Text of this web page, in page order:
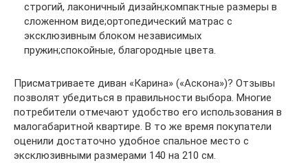
строгий, лаконичный дизайн;компактные размеры в
сложенном виде;ортопедический матрас с
эксклюзивным блоком независимых
пружин;спокойные, благородные цвета.
Присматриваете диван «Карина» («Аскона»)? Отзывы
позволят убедиться в правильности выбора. Многие
потребители отмечают удобство его использования в
малогабаритной квартире. В то же время покупатели
оценили достаточно удобное спальное место с
эксклюзивными размерами 140 на 210 см.